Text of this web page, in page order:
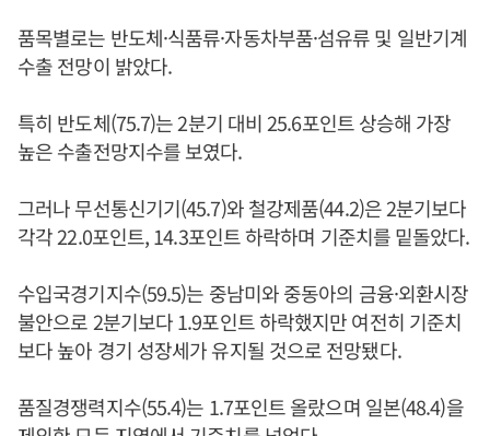
품목별로는 반도체·식품류·자동차부품·섬유류 및 일반기계
수출 전망이 밝았다.
특히 반도체(75.7)는 2분기 대비 25.6포인트 상승해 가장
높은 수출전망지수를 보였다.
그러나 무선통신기기(45.7)와 철강제품(44.2)은 2분기보다
각각 22.0포인트, 14.3포인트 하락하며 기준치를 밑돌았다.
수입국경기지수(59.5)는 중남미와 중동아의 금융·외환시장
불안으로 2분기보다 1.9포인트 하락했지만 여전히 기준치
보다 높아 경기 성장세가 유지될 것으로 전망됐다.
품질경쟁력지수(55.4)는 1.7포인트 올랐으며 일본(48.4)을